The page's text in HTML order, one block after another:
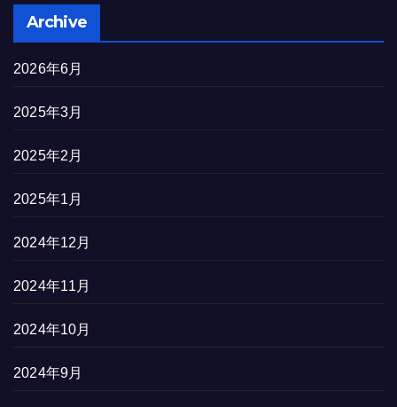
Archive
2026年6月
2025年3月
2025年2月
2025年1月
2024年12月
2024年11月
2024年10月
2024年9月